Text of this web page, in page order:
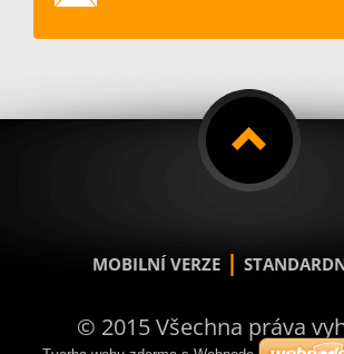
MOBILNÍ VERZE |
© 2015 Všechna práva